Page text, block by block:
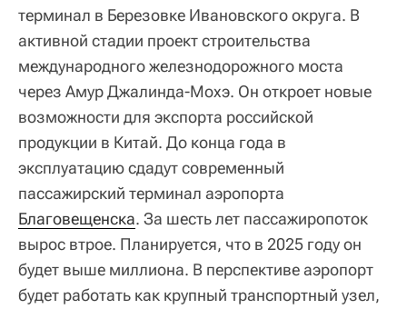
терминал в Березовке Ивановского округа. В
активной стадии проект строительства
международного железнодорожного моста
через Амур Джалинда-Мохэ. Он откроет новые
возможности для экспорта российской
продукции в Китай. До конца года в
эксплуатацию сдадут современный
пассажирский терминал аэропорта
Благовещенска. За шесть лет пассажиропоток
вырос втрое. Планируется, что в 2025 году он
будет выше миллиона. В перспективе аэропорт
будет работать как крупный транспортный узел,